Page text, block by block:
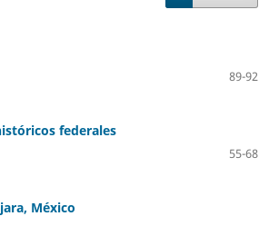
89-92
federales
55-68
México